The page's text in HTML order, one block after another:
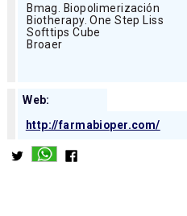
Bmag. Biopolimerización
Biotherapy. One Step Liss
Softtips Cube
Broaer
Web:
http://farmabioper.com/